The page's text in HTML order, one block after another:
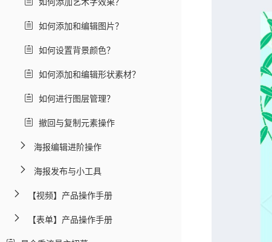
如何添加和编辑图片？
如何设置背景颜色？
如何添加和编辑形状素材？
如何进行图层管理？
撤回与复制元素操作
海报编辑进阶操作
海报发布与小工具
【视频】产品操作手册
【表单】产品操作手册